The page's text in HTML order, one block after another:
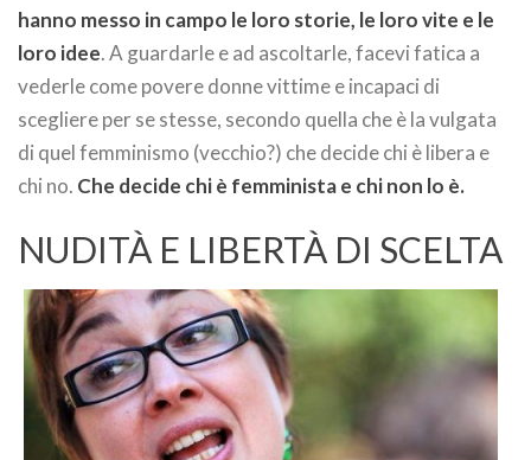
hanno messo in campo le loro storie, le loro vite e le
loro idee. A guardarle e ad ascoltarle, facevi fatica a
vederle come povere donne vittime e incapaci di
scegliere per se stesse, secondo quella che è la vulgata
di quel femminismo (vecchio?) che decide chi è libera e
chi no. Che decide chi è femminista e chi non lo è.
NUDITÀ E LIBERTÀ DI SCELTA